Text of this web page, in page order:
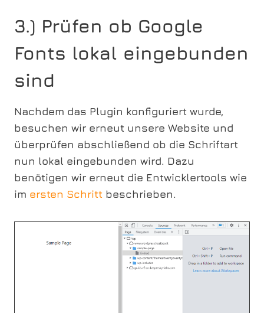
3.) Prüfen ob Google
Fonts lokal eingebunden
sind
Nachdem das Plugin konfiguriert wurde,
besuchen wir erneut unsere Website und
überprüfen abschließend ob die Schriftart
nun lokal eingebunden wird. Dazu
benötigen wir erneut die Entwicklertools wie
im ersten Schritt beschrieben.